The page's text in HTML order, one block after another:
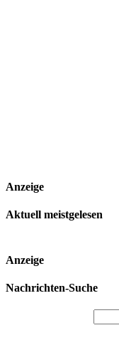
Anzeige
Aktuell meistgelesen
Anzeige
Nachrichten-Suche